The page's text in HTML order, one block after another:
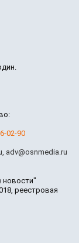
02-90
, adv@osnmedia.ru
новости"
реестровая